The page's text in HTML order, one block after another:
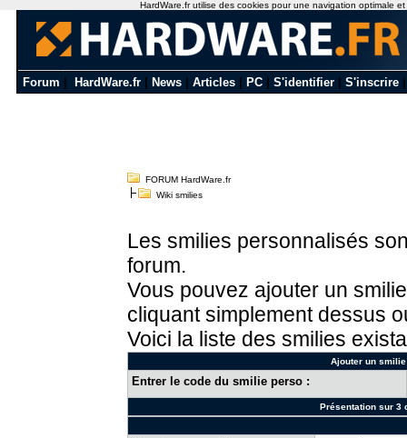
Forum HardWare.fr News Articles PC S'identifier S'inscrire
FORUM HardWare.fr
Wiki smilies
Les smilies personnalisés
forum.
Vous pouvez ajouter un
cliquant simplement dessus
Voici la liste des smilies
Ajouter un
Entrer le code du smilie perso :
Présentation sur 3
HardWare.fr utilise des cookies pour une navigation optimale